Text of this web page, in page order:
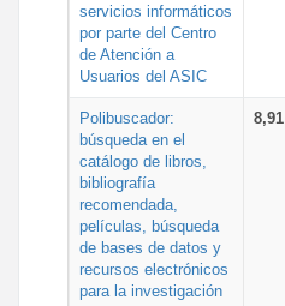
servicios informáticos
por parte del Centro
de Atención a
Usuarios del ASIC
Polibuscador:
búsqueda en el
catálogo de libros,
bibliografía
recomendada,
películas, búsqueda
de bases de datos y
recursos electrónicos
para la investigación
8,91